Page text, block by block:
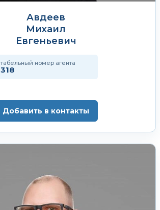
Авдеев
Михаил
Евгеньевич
табельный номер агента
318
Добавить в контакты